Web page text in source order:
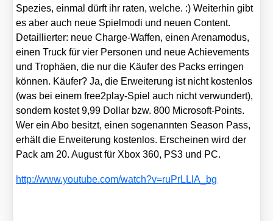
Spe­zi­es, ein­mal dürft ihr raten, wel­che. :) Wei­ter­hin gibt
es aber auch neue Spiel­mo­di und neu­en Con­tent.
Detail­lier­ter: neue Char­ge-Waf­fen, einen Are­n­a­mo­dus,
einen Truck für vier Per­so­nen und neue Achie­ve­ments
und Tro­phä­en, die nur die Käu­fer des Packs errin­gen
kön­nen. Käu­fer? Ja, die Erwei­te­rung ist nicht kos­ten­los
(was bei einem free2­play-Spiel auch nicht ver­wun­dert),
son­dern kos­tet 9,99 Dol­lar bzw. 800 Micro­soft-Points.
Wer ein Abo besitzt, einen soge­nann­ten Sea­son Pass,
erhält die Erwei­te­rung kos­ten­los. Erschei­nen wird der
Pack am 20. August für Xbox 360, PS3 und PC.
http://​www​.you​tube​.com/​w​a​t​c​h​?​v​=​r​u​P​r​L​L​l​A​_bg